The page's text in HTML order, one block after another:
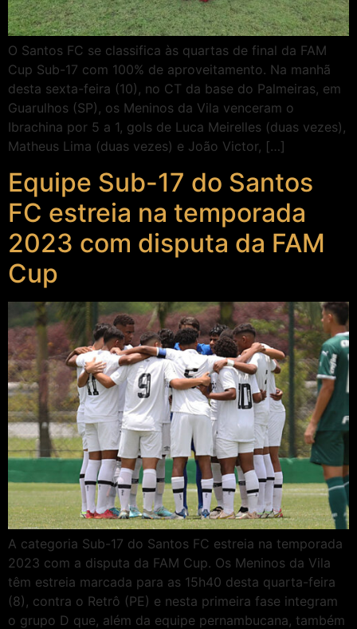
O Santos FC se classifica às quartas de final da FAM
Cup Sub-17 com 100% de aproveitamento. Na manhã
desta sexta-feira (10), no CT da base do Palmeiras, em
Guarulhos (SP), os Meninos da Vila venceram o
Ibrachina por 5 a 1, gols de Luca Meirelles (duas vezes),
Matheus Lima (duas vezes) e João Victor, […]
Equipe Sub-17 do Santos
FC estreia na temporada
2023 com disputa da FAM
Cup
A categoria Sub-17 do Santos FC estreia na temporada
2023 com a disputa da FAM Cup. Os Meninos da Vila
têm estreia marcada para as 15h40 desta quarta-feira
(8), contra o Retrô (PE) e nesta primeira fase integram
o grupo D que, além da equipe pernambucana, também